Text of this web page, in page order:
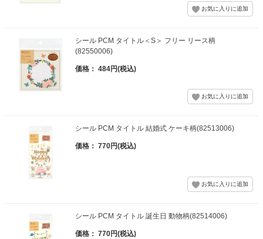
シール PCM タイトル＜S＞ フリー リース柄
(82550006)
価格： 484円(税込)
シール PCM タイトル 結婚式 ケーキ柄(82513006)
価格： 770円(税込)
シール PCM タイトル 誕生日 動物柄(82514006)
価格： 770円(税込)